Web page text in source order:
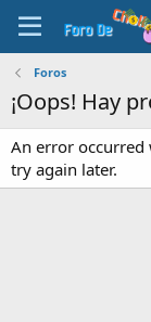
Foros
¡Oops! Hay
An error occurred
try again later.